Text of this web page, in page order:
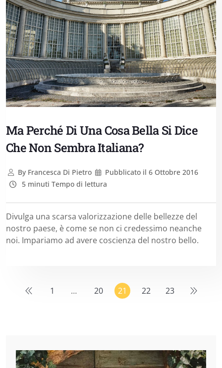
Ma Perché Di Una Cosa Bella Si Dice
Che Non Sembra Italiana?
ByFrancesca Di Pietro Pubblicato il 6 Ottobre 2016
5 minuti Tempo di lettura
Divulga una scarsa valorizzazione delle bellezze del
nostro paese, è come se non ci credessimo neanche
noi. Impariamo ad avere coscienza del nostro bello.
1 … 20 21 22 23